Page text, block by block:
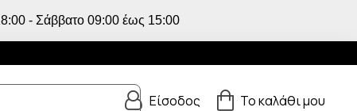
- Σάββατο 09:00 έως 15:00
Είσοδος Το καλάθι μου